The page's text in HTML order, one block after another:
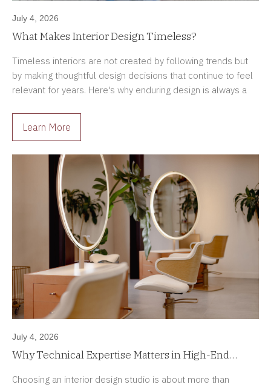
July 4, 2026
What Makes Interior Design Timeless?
Timeless interiors are not created by following trends but
by making thoughtful design decisions that continue to feel
relevant for years. Here's why enduring design is always a
Learn More
July 4, 2026
Why Technical Expertise Matters in High-End
Choosing an interior design studio is about more than